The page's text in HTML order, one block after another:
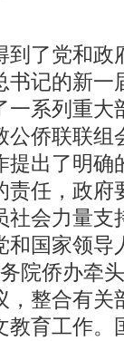
了党和政
书记的新一
一系列重大
公侨联联组
提出了明确
责任，政府
社会力量支
和国家领导
院侨办牵
，整合有关
教育工作。